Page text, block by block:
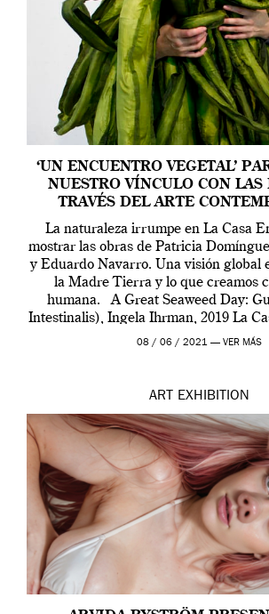
‘UN ENCUENTRO VEGETAL’
NUESTRO VÍNCULO CON LAS
TRAVÉS DEL ARTE
La naturaleza irrumpe en La Casa
mostrar las obras de Patricia
y Eduardo Navarro. Una visión global
la Madre Tierra y lo que creamos
humana. A Great Seaweed Day:
Intestinalis), Ingela Ihrman, 2019 La
Madrid y la Wellcome
08 / 06 / 2021 — VER MÁS
ART EXHIBITION